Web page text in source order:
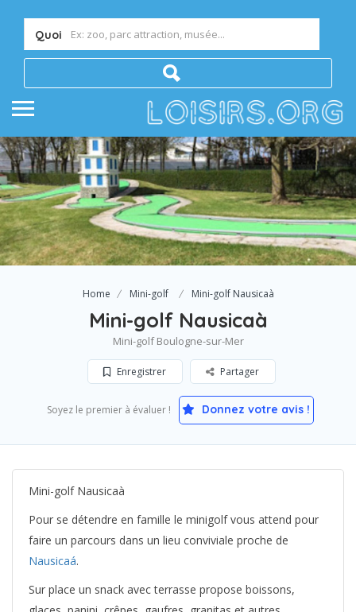
Quoi
Home Mini-golf Mini-golf Nausicaà
Mini-golf Nausicaà
Mini-golf Boulogne-sur-Mer
Enregistrer Partager
Soyez le premier à évaluer ! Donnez votre avis !
Mini-golf Nausicaà
Pour se détendre en famille le minigolf vous attend pour
faire un parcours dans un lieu conviviale proche de
Nausicaá.
Sur place un snack avec terrasse propose boissons,